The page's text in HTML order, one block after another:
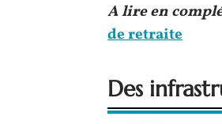
A lire en
de retraite
Des